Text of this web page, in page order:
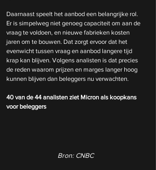
Daarnaast speelt het aanbod een belangrijke rol.
Er is simpelweg niet genoeg capaciteit om aan de
vraag te voldoen, en nieuwe fabrieken kosten
jaren om te bouwen. Dat zorgt ervoor dat het
evenwicht tussen vraag en aanbod langere tijd
krap kan blijven. Volgens analisten is dat precies
de reden waarom prijzen en marges langer hoog
kunnen blijven dan beleggers nu verwachten.
40 van de 44 analisten ziet Micron als koopkans
voor beleggers
Bron: CNBC